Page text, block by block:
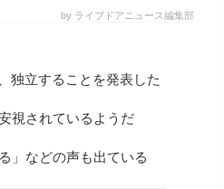
by ライブドアニュース編集部
独立することを発表した
視されているようだ
」などの声も出ている